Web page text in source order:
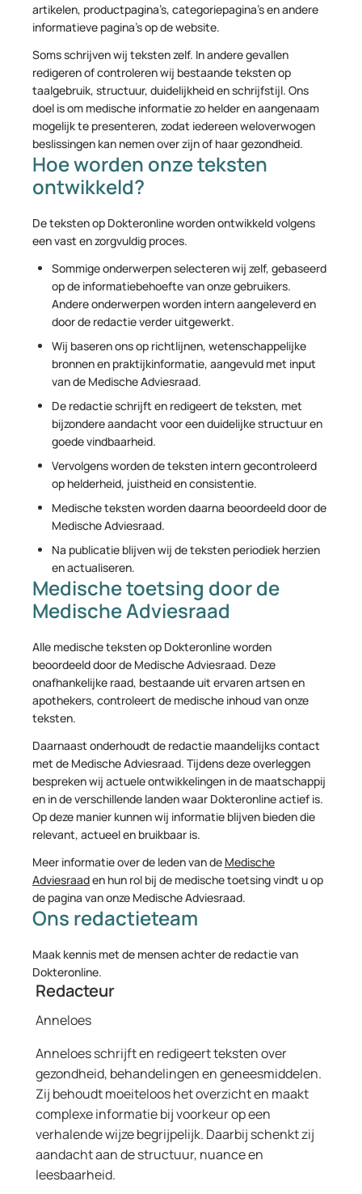
artikelen, productpagina’s, categoriepagina’s en andere
informatieve pagina’s op de website.
Soms schrijven wij teksten zelf. In andere gevallen
redigeren of controleren wij bestaande teksten op
taalgebruik, structuur, duidelijkheid en schrijfstijl. Ons
doel is om medische informatie zo helder en aangenaam
mogelijk te presenteren, zodat iedereen weloverwogen
beslissingen kan nemen over zijn of haar gezondheid.
Hoe worden onze teksten
ontwikkeld?
De teksten op Dokteronline worden ontwikkeld volgens
een vast en zorgvuldig proces.
Sommige onderwerpen selecteren wij zelf, gebaseerd
op de informatiebehoefte van onze gebruikers.
Andere onderwerpen worden intern aangeleverd en
door de redactie verder uitgewerkt.
Wij baseren ons op richtlijnen, wetenschappelijke
bronnen en praktijkinformatie, aangevuld met input
van de Medische Adviesraad.
De redactie schrijft en redigeert de teksten, met
bijzondere aandacht voor een duidelijke structuur en
goede vindbaarheid.
Vervolgens worden de teksten intern gecontroleerd
op helderheid, juistheid en consistentie.
Medische teksten worden daarna beoordeeld door de
Medische Adviesraad.
Na publicatie blijven wij de teksten periodiek herzien
en actualiseren.
Medische toetsing door de
Medische Adviesraad
Alle medische teksten op Dokteronline worden
beoordeeld door de Medische Adviesraad. Deze
onafhankelijke raad, bestaande uit ervaren artsen en
apothekers, controleert de medische inhoud van onze
teksten.
Daarnaast onderhoudt de redactie maandelijks contact
met de Medische Adviesraad. Tijdens deze overleggen
bespreken wij actuele ontwikkelingen in de maatschappij
en in de verschillende landen waar Dokteronline actief is.
Op deze manier kunnen wij informatie blijven bieden die
relevant, actueel en bruikbaar is.
Meer informatie over de leden van de Medische
Adviesraaden hun rol bij de medische toetsing vindt u op
de pagina van onze Medische Adviesraad.
Ons redactieteam
Maak kennis met de mensen achter de redactie van
Dokteronline.
Redacteur
Anneloes
Anneloes schrijft en redigeert teksten over
gezondheid, behandelingen en geneesmiddelen.
Zij behoudt moeiteloos het overzicht en maakt
complexe informatie bij voorkeur op een
verhalende wijze begrijpelijk. Daarbij schenkt zij
aandacht aan de structuur, nuance en
leesbaarheid.